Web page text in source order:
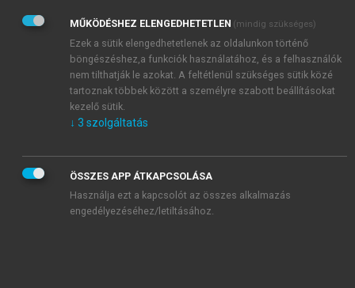
Adatkezelési tájékoztatóbanfoglaltakat tudomásul
veszem és elfogadom.
Általános vásárlási feltételeket, valamint a szotar.netés a
mersz.huoldalak licencszerződéseiben foglaltakat
tudomásul veszem és elfogadom.
KIPRÓBÁLOM
MŰKÖDÉSHEZ ELENGEDHETETLEN (mindig szükséges)
Ezek a sütik elengedhetetlenek az oldalunkon történő
böngészéshez,a funkciók használatához, és a felhasználók
nem tilthatják le azokat. A feltétlenül szükséges sütik közé
tartoznak többek között a személyre szabott beállításokat
kezelő sütik.
↓ 3 szolgáltatás
ÖSSZES APP ÁTKAPCSOLÁSA
Használja ezt a kapcsolót az összes alkalmazás
engedélyezéséhez/letiltásához.